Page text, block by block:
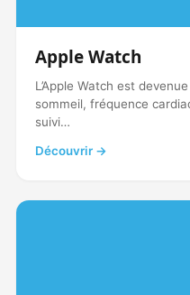
Apple Watch
L’Apple Watch est
sommeil, fréquence
suivi…
Découvrir →